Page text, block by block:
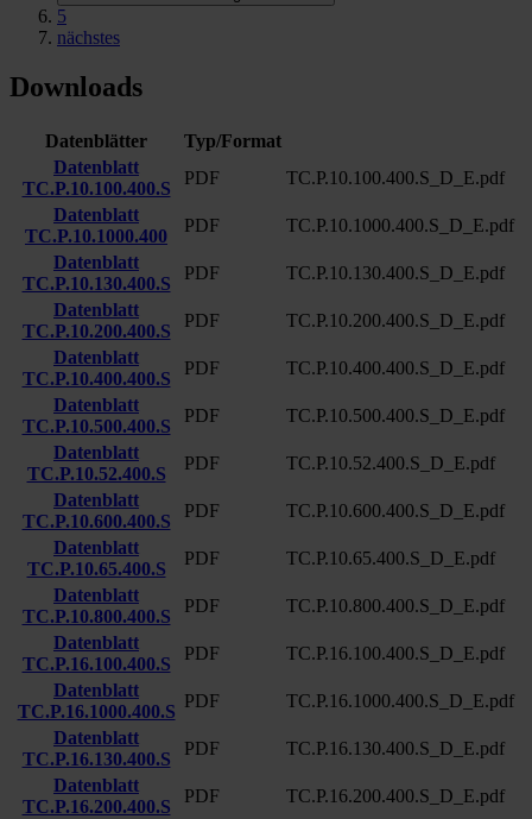
5
nächstes
Downloads
Datenblätter
Typ/Format
Datenblatt
TC.P.10.100.400.S
PDF
TC.P.10.100.400.S_D_E.pdf
Datenblatt
TC.P.10.1000.400
PDF
TC.P.10.1000.400.S_D_E.pdf
Datenblatt
TC.P.10.130.400.S
PDF
TC.P.10.130.400.S_D_E.pdf
Datenblatt
TC.P.10.200.400.S
PDF
TC.P.10.200.400.S_D_E.pdf
Datenblatt
TC.P.10.400.400.S
PDF
TC.P.10.400.400.S_D_E.pdf
Datenblatt
TC.P.10.500.400.S
PDF
TC.P.10.500.400.S_D_E.pdf
Datenblatt
TC.P.10.52.400.S
PDF
TC.P.10.52.400.S_D_E.pdf
Datenblatt
TC.P.10.600.400.S
PDF
TC.P.10.600.400.S_D_E.pdf
Datenblatt
TC.P.10.65.400.S
PDF
TC.P.10.65.400.S_D_E.pdf
Datenblatt
TC.P.10.800.400.S
PDF
TC.P.10.800.400.S_D_E.pdf
Datenblatt
TC.P.16.100.400.S
PDF
TC.P.16.100.400.S_D_E.pdf
Datenblatt
TC.P.16.1000.400.S
PDF
TC.P.16.1000.400.S_D_E.pdf
Datenblatt
TC.P.16.130.400.S
PDF
TC.P.16.130.400.S_D_E.pdf
Datenblatt
TC.P.16.200.400.S
PDF
TC.P.16.200.400.S_D_E.pdf